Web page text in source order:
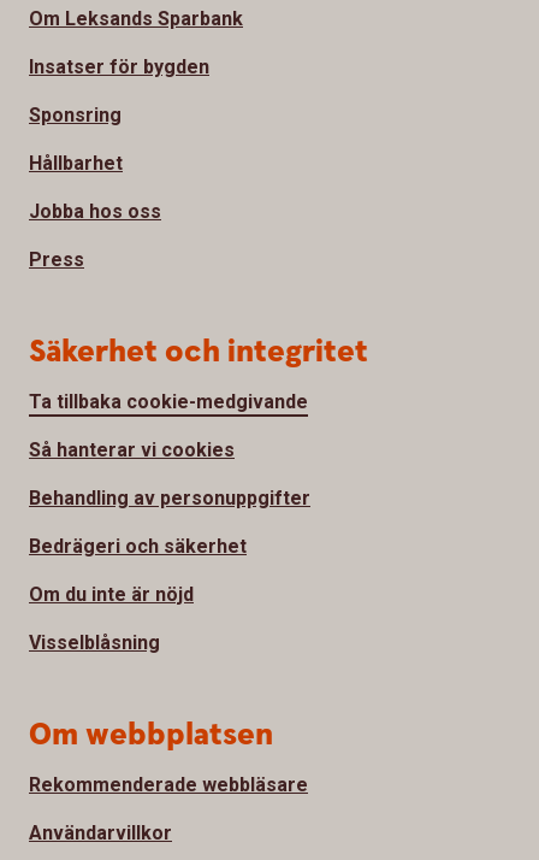
Om Leksands Sparbank
Insatser för bygden
Sponsring
Hållbarhet
Jobba hos oss
Press
Säkerhet och integritet
Ta tillbaka cookie-medgivande
Så hanterar vi cookies
Behandling av personuppgifter
Bedrägeri och säkerhet
Om du inte är nöjd
Visselblåsning
Om webbplatsen
Rekommenderade webbläsare
Användarvillkor